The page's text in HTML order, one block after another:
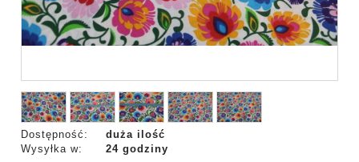
Dostępność:
duża ilość
Wysyłka w:
24 godziny